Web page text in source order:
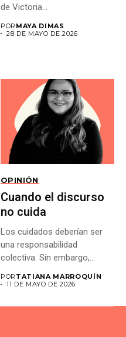
de Victoria...
POR MAYA DIMAS
28 DE MAYO DE 2026
OPINIÓN
Cuando el discurso
no cuida
Los cuidados deberían ser
una responsabilidad
colectiva. Sin embargo,
POR TATIANA MARROQUÍN
11 DE MAYO DE 2026